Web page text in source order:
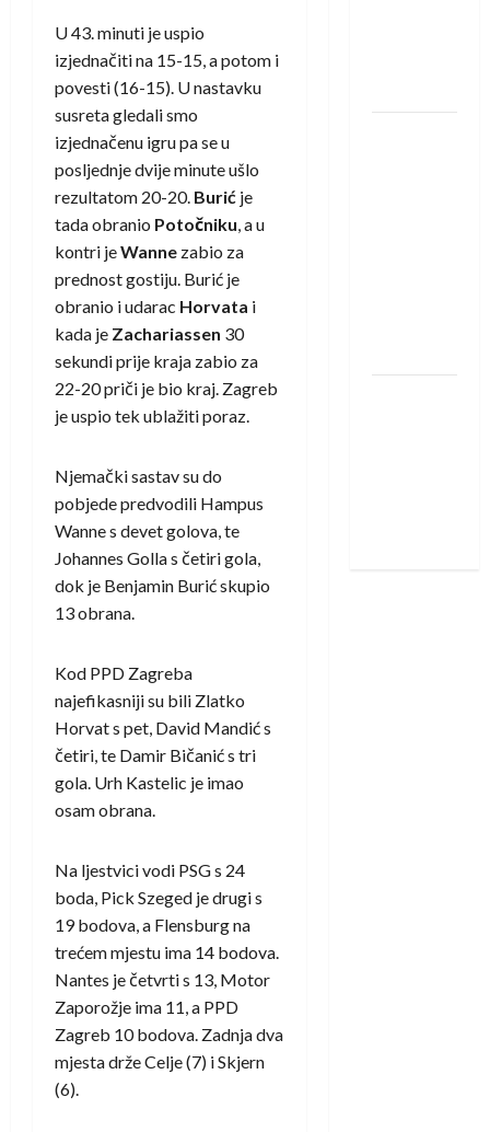
U 43. minuti je uspio
izjednačiti na 15-15, a potom i
povesti (16-15). U nastavku
susreta gledali smo
izjednačenu igru pa se u
posljednje dvije minute ušlo
rezultatom 20-20. Burić je
tada obranio Potočniku, a u
kontri jeWanne zabio za
prednost gostiju. Burić je
obranio i udarac Horvata i
kada je Zachariassen 30
sekundi prije kraja zabio za
22-20 priči je bio kraj. Zagreb
je uspio tek ublažiti poraz.
Njemački sastav su do
pobjede predvodili Hampus
Wanne s devet golova, te
Johannes Golla s četiri gola,
dok je Benjamin Burić skupio
13 obrana.
Kod PPD Zagreba
najefikasniji su bili Zlatko
Horvat s pet, David Mandić s
četiri, te Damir Bičanić s tri
gola. Urh Kastelic je imao
osam obrana.
Na ljestvici vodi PSG s 24
boda, Pick Szeged je drugi s
19 bodova, a Flensburg na
trećem mjestu ima 14 bodova.
Nantes je četvrti s 13, Motor
Zaporožje ima 11, a PPD
Zagreb 10 bodova. Zadnja dva
mjesta drže Celje (7) i Skjern
(6).